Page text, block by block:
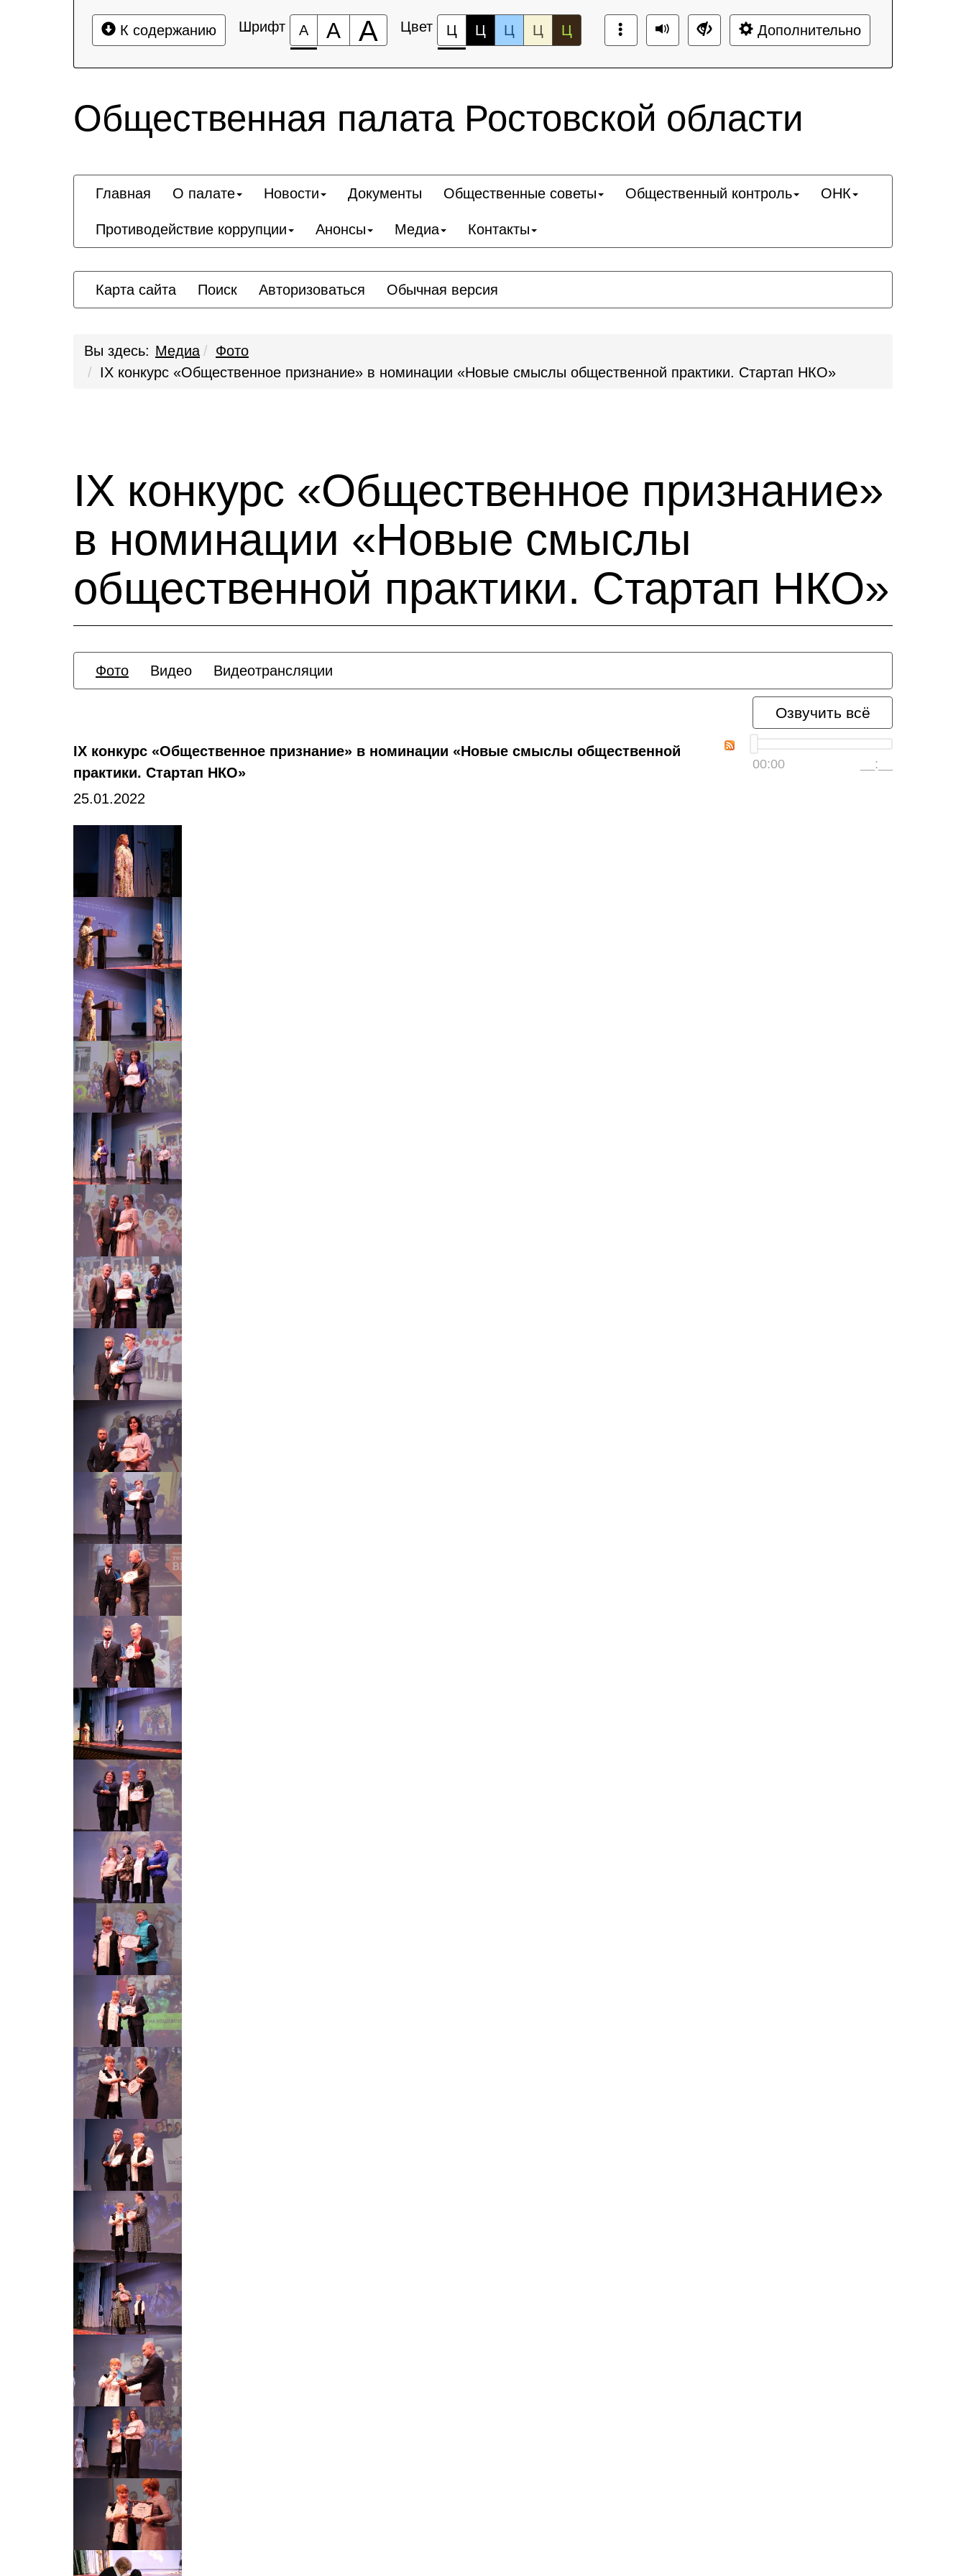
К содержанию Шрифт А А А Цвет Ц Ц Ц Ц Ц Дополнительно
Общественная палата Ростовской области
Главная О палате Новости Документы Общественные советы Общественный контроль ОНК
Противодействие коррупции Анонсы Медиа Контакты
Карта сайта Поиск Авторизоваться Обычная версия
Вы здесь: Медиа
Фото
IХ конкурс «Общественное признание» в номинации «Новые смыслы общественной практики. Стартап НКО»
IХ конкурс «Общественное признание»
в номинации «Новые смыслы
общественной практики. Стартап НКО»
Фото Видео Видеотрансляции
Озвучить всё
00:00 __:__
IХ конкурс «Общественное признание» в номинации «Новые смыслы общественной
практики. Стартап НКО»
25.01.2022